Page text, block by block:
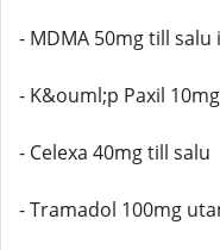
- MDMA 50mg till
- K&ouml;p Paxil
- Celexa 40mg till salu
- Tramadol 100mg